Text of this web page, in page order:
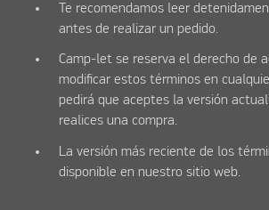
Te recomendamos leer
antes de realizar un pedido.
Camp-let se reserva el derecho de
modificar estos términos en
pedirá que aceptes la versión
realices una compra.
La versión más reciente de los
disponible en nuestro sitio web.